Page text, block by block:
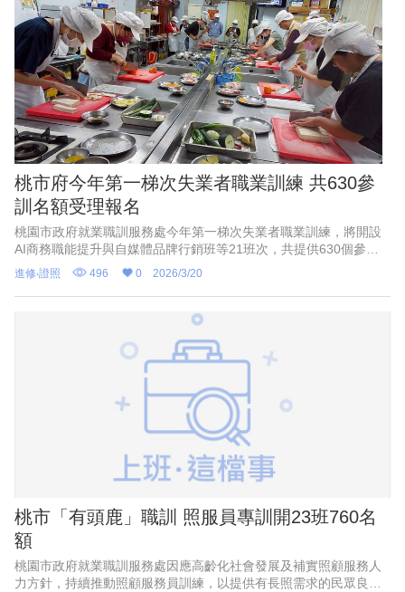
桃市府今年第一梯次失業者職業訓練 共630參
訓名額受理報名
桃園市政府就業職訓服務處今年第一梯次失業者職業訓練，將開設
AI商務職能提升與自媒體品牌行銷班等21班次，共提供630個參訓
名額，預計4到8月間陸續開課；就職處官員表示，透過職業訓練課
程、就業輔導措施等，盼協助待業、失業民眾取得一技之長後，再
投入勞動力市場，想報名者可洽各辦訓單位。
進修‧證照 496 0 2026/3/20
桃市「有頭鹿」職訓 照服員專訓開23班760名
額
桃園市政府就業職訓服務處因應高齡化社會發展及補實照顧服務人
力方針，持續推動照顧服務員訓練，以提供有長照需求的民眾良好